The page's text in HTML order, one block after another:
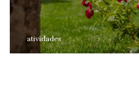
atividades